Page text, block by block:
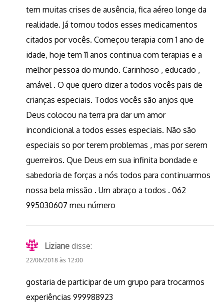
tem muitas crises de ausência, fica aéreo longe da
realidade. Já tomou todos esses medicamentos
citados por vocês. Começou terapia com 1 ano de
idade, hoje tem 11 anos continua com terapias e a
melhor pessoa do mundo. Carinhoso , educado ,
amável . O que quero dizer a todos vocês pais de
crianças especiais. Todos vocês são anjos que
Deus colocou na terra pra dar um amor
incondicional a todos esses especiais. Não são
especiais so por terem problemas , mas por serem
guerreiros. Que Deus em sua infinita bondade e
sabedoria de forças a nós todos para continuarmos
nossa bela missão . Um abraço a todos . 062
995030607 meu número
Liziane disse:
22/06/2018 às 12:00
gostaria de participar de um grupo para trocarmos
experiências 999988923